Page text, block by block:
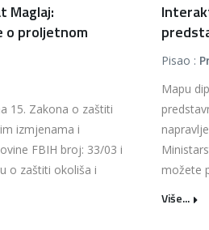
Maglaj:
o proljetnom
15. Zakona o zaštiti
izmjenama i
FBIH broj: 33/03 i
o zaštiti okoliša i
Pisao :
Mapu
možete
Više...